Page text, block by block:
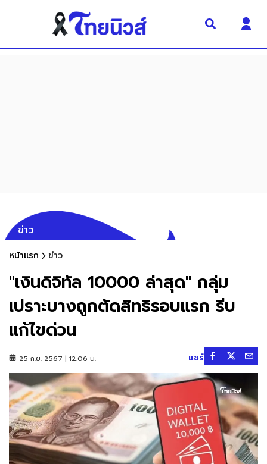
ข่าว
หน้าแรก ข่าว
"เงินดิจิทัล 10000 ล่าสุด" กลุ่ม
เปราะบางถูกตัดสิทธิรอบแรก รีบ
แก้ไขด่วน
25 ก.ย. 2567 | 12:06 น. แชร์